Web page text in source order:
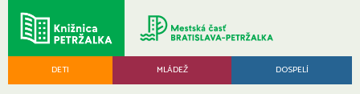
DETI MLÁDEŽ DOSPELÍ